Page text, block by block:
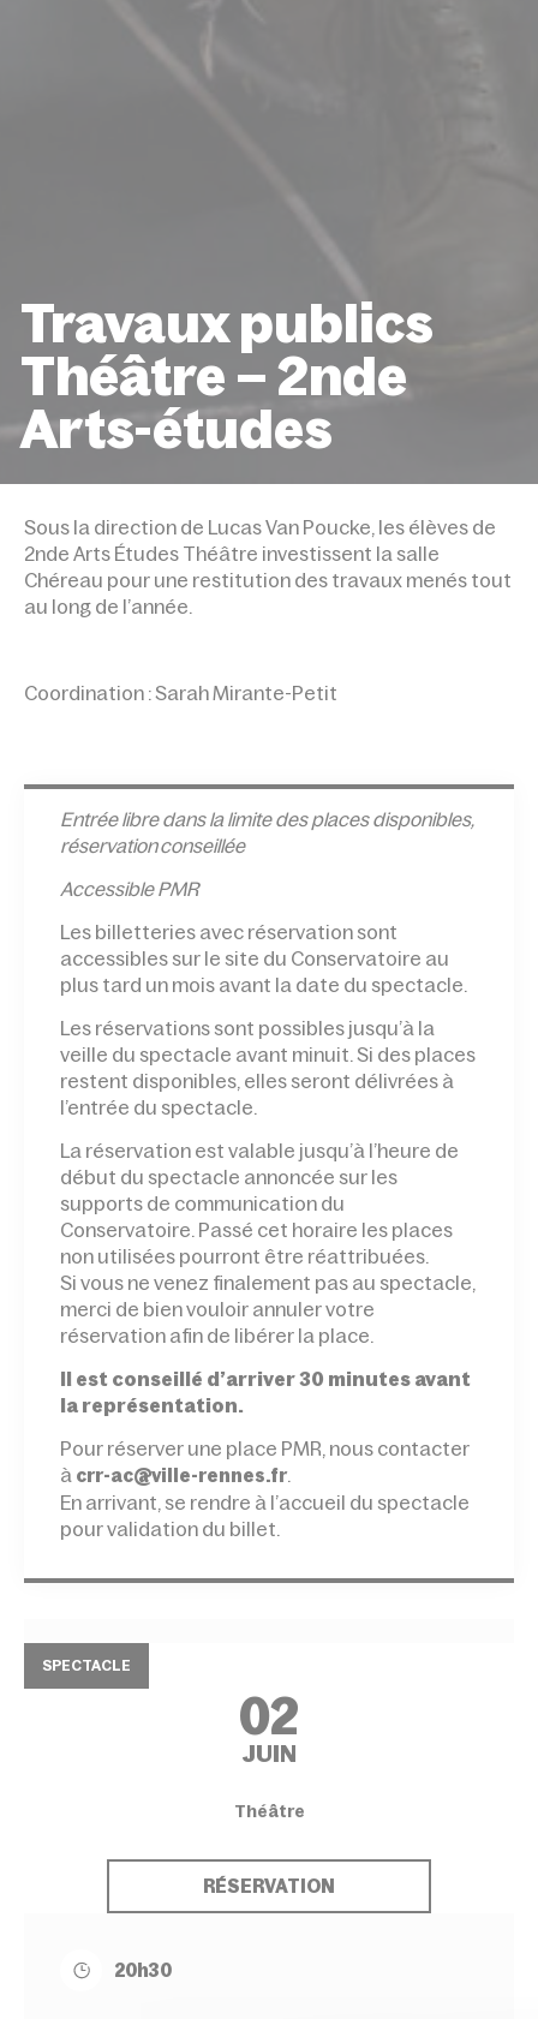
Travaux publics
Théâtre – 2nde
Arts-études
2NDE ARTS-ÉTUDES
Sous la direction de Lucas Van Poucke, les élèves de
2nde Arts Études Théâtre investissent la salle
Chéreau pour une restitution des travaux menés tout
au long de l’année.
Coordination : Sarah Mirante-Petit
Entrée libre dans la limite des places disponibles,
réservation conseillée
Accessible PMR
Les billetteries avec réservation sont
accessibles sur le site du Conservatoire au
plus tard un mois avant la date du spectacle.
Les réservations sont possibles jusqu’à la
veille du spectacle avant minuit. Si des places
restent disponibles, elles seront délivrées à
l’entrée du spectacle.
La réservation est valable jusqu’à l’heure de
début du spectacle annoncée sur les
supports de communication du
Conservatoire. Passé cet horaire les places
non utilisées pourront être réattribuées.
Si vous ne venez finalement pas au spectacle,
merci de bien vouloir annuler votre
réservation afin de libérer la place.
Il est conseillé d’arriver 30 minutes avant
la représentation.
Pour réserver une place PMR, nous contacter
à crr-ac@ville-rennes.fr
En arrivant, se rendre à l’accueil du spectacle
pour validation du billet.
SPECTACLE
02
JUIN
Théâtre
RÉSERVATION
20h30